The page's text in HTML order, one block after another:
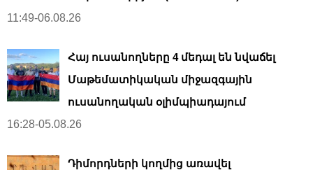
11:49-06.08.26
Հայ ուսանողները 4 մեդալ են նվաճել
Մաթեմատիկական միջազգային
ուսանողական օլիմպիադայում
16:28-05.08.26
Դիմորդների կողմից առավել